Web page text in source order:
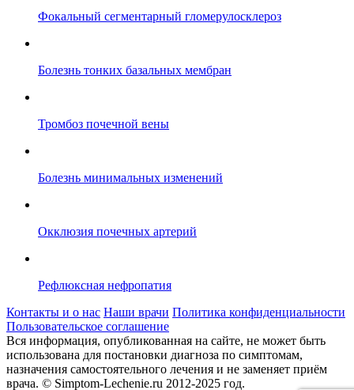
Фокальный сегментарный гломерулосклероз
Болезнь тонких базальных мембран
Тромбоз почечной вены
Болезнь минимальных изменений
Окклюзия почечных артерий
Рефлюксная нефропатия
Контакты и о нас Наши врачи Политика конфиденциальности
Пользовательское соглашение
Вся информация, опубликованная на сайте, не может быть
использована для постановки диагноза по симптомам,
назначения самостоятельного лечения и не заменяет приём
врача. © Simptom-Lechenie.ru 2012-2025 год.